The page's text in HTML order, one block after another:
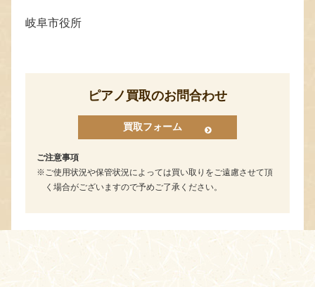
岐阜市役所
ピアノ買取のお問合わせ
買取フォーム
ご注意事項
ご使用状況や保管状況によっては買い取りをご遠慮させて頂
く場合がございますので予めご了承ください。